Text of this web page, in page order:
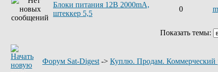
Блоки питания 12В 2000mA,
штеккер 5,5
0
Показать темы:
Форум Sat-Digest -> Куплю. Продам. Коммерческий